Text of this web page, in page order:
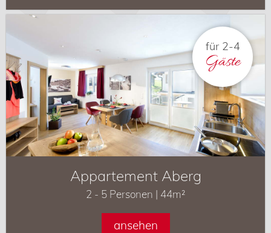
für 2-4
Gäste
Appartement Aberg
2 - 5 Personen | 44m²
ansehen